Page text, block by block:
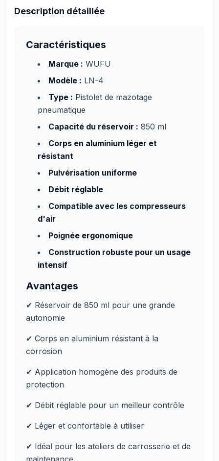
Description détaillée
Caractéristiques
Marque : WUFU
Modèle : LN-4
Type : Pistolet de mazotage
pneumatique
Capacité du réservoir : 850 ml
Corps en aluminium léger et
résistant
Pulvérisation uniforme
Débit réglable
Compatible avec les compresseurs
d'air
Poignée ergonomique
Construction robuste pour un usage
intensif
Avantages
✔ Réservoir de 850 ml pour une grande
autonomie
✔ Corps en aluminium résistant à la
corrosion
✔ Application homogène des produits de
protection
✔ Débit réglable pour un meilleur contrôle
✔ Léger et confortable à utiliser
✔ Idéal pour les ateliers de carrosserie et de
maintenance